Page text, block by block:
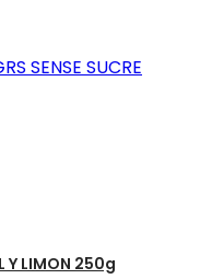
Y LIMON 250g